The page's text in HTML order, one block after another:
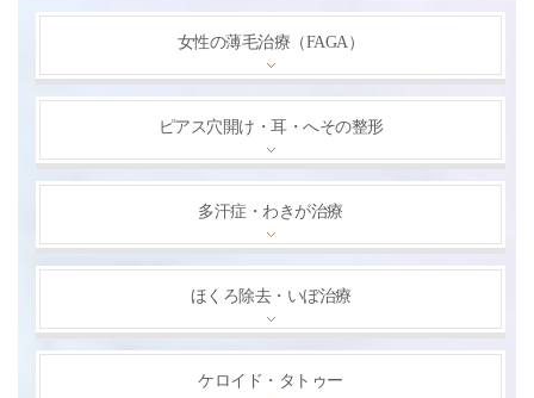
女性の薄毛治療（FAGA）
ピアス穴開け・耳・へその整形
多汗症・わきが治療
ほくろ除去・いぼ治療
ケロイド・タトゥー